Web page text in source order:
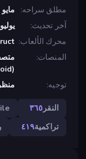
مطلق سراحه
مايو ٢٠٢٦
آخر تحديث
يوليو ٢٠٢٦
محرك الألعاب
المنصات
توجيه
النقر٣٦٥
تراكمية٤١٩